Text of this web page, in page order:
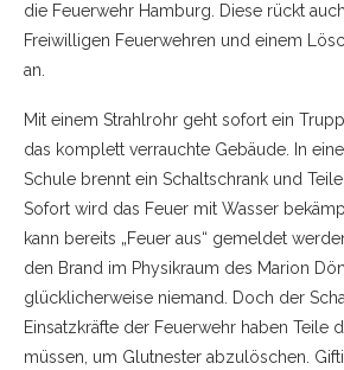
die Feuerwehr Hamburg. Diese rückt
Freiwilligen Feuerwehren und einem
an.
Mit einem Strahlrohr geht sofort ein
das komplett verrauchte Gebäude. In
Schule brennt ein Schaltschrank und
Sofort wird das Feuer mit Wasser
kann bereits „Feuer aus“ gemeldet
den Brand im Physikraum des Marion
glücklicherweise niemand. Doch der
Einsatzkräfte der Feuerwehr haben Teile
müssen, um Glutnester abzulöschen.